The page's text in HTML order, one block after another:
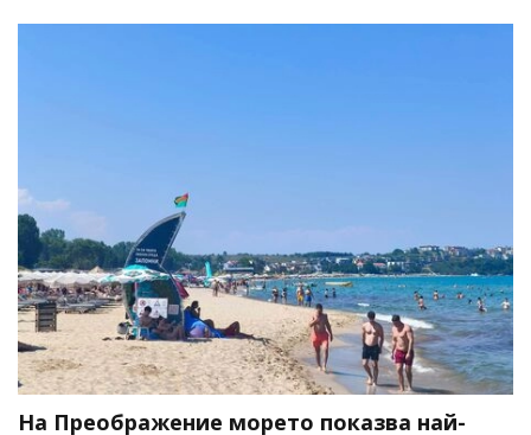
На Преображение морето показва най-